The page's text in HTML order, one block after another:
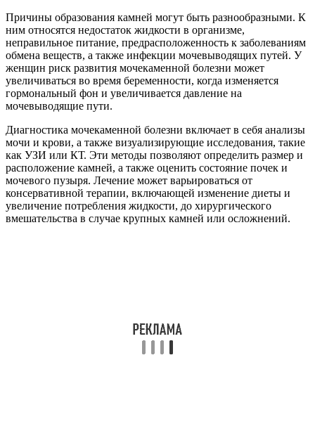
Причины образования камней могут быть разнообразными. К
ним относятся недостаток жидкости в организме,
неправильное питание, предрасположенность к заболеваниям
обмена веществ, а также инфекции мочевыводящих путей. У
женщин риск развития мочекаменной болезни может
увеличиваться во время беременности, когда изменяется
гормональный фон и увеличивается давление на
мочевыводящие пути.
Диагностика мочекаменной болезни включает в себя анализы
мочи и крови, а также визуализирующие исследования, такие
как УЗИ или КТ. Эти методы позволяют определить размер и
расположение камней, а также оценить состояние почек и
мочевого пузыря. Лечение может варьироваться от
консервативной терапии, включающей изменение диеты и
увеличение потребления жидкости, до хирургического
вмешательства в случае крупных камней или осложнений.